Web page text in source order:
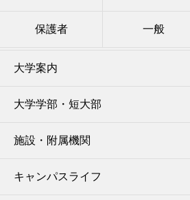
保護者 一般
大学案内
大学学部・短大部
施設・附属機関
キャンパスライフ